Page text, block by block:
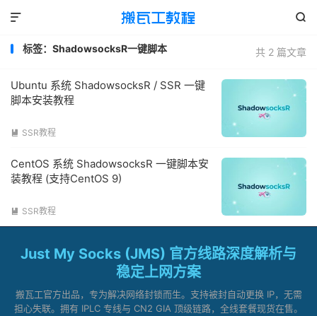


共 2 篇文章
标签：ShadowsocksR一键脚本
Ubuntu 系统 ShadowsocksR / SSR 一键
脚本安装教程
 SSR教程
CentOS 系统 ShadowsocksR 一键脚本安
装教程 (支持CentOS 9)
 SSR教程
Just My Socks (JMS) 官方线路深度解析与
稳定上网方案
搬瓦工官方出品，专为解决网络封锁而生。支持被封自动更换 IP，无需
担心失联。拥有 IPLC 专线与 CN2 GIA 顶级链路，全线套餐现货在售。